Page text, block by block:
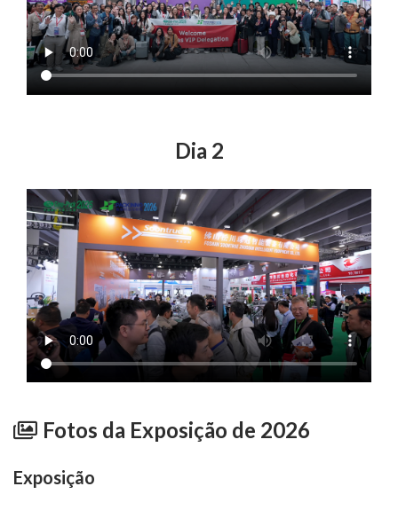
Dia 2
Fotos da Exposição de 2026
Exposição